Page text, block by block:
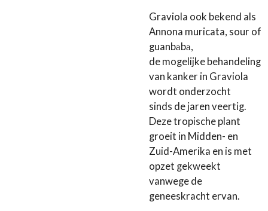
Graviola ook bekend als
Annona muricata, sour of
guanbаbа,
de mogelijke behandeling
van kanker in Graviola
wordt onderzocht
sinds de jaren veertig.
Deze tropische plant
groeit in Midden- en
Zuid-Amerika en is met
opzet gekweekt
vanwege de
geneeskracht ervan.